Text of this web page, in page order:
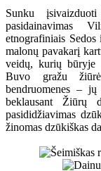
Sunku
pasidainavimas
etnografiniais
malonų pavakarį
veidų, kurių būryje
Buvo gražu
bendruomenes –
beklausant Žiūrų
pasididžiavimas
žinomas dzūkiškas